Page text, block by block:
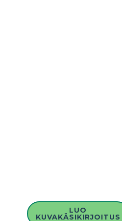
LUO
KUVAKÄSIKIRJOITUS